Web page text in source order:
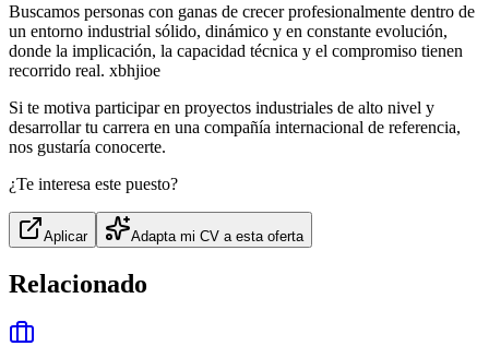
Buscamos personas con ganas de crecer profesionalmente dentro de
un entorno industrial sólido, dinámico y en constante evolución,
donde la implicación, la capacidad técnica y el compromiso tienen
recorrido real. xbhjioe
Si te motiva participar en proyectos industriales de alto nivel y
desarrollar tu carrera en una compañía internacional de referencia,
nos gustaría conocerte.
¿Te interesa este puesto?
Aplicar Adapta mi CV a esta oferta
Relacionado